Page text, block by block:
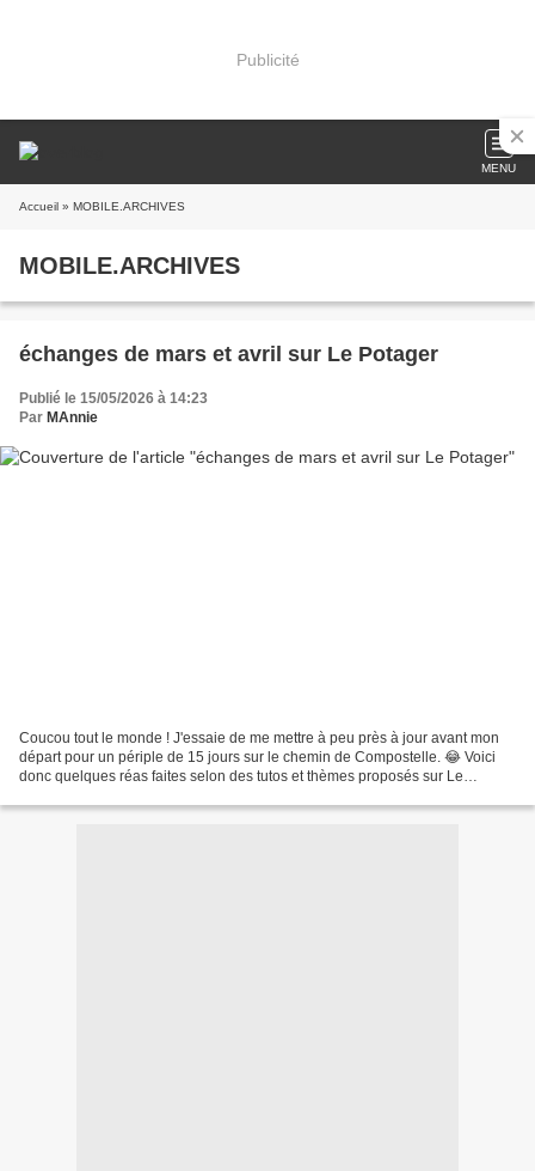
Publicité
MENU
Accueil » MOBILE.ARCHIVES
MOBILE.ARCHIVES
échanges de mars et avril sur Le Potager
Publié le 15/05/2026 à 14:23
Par MAnnie
Coucou tout le monde ! J'essaie de me mettre à peu près à jour avant mon
départ pour un périple de 15 jours sur le chemin de Compostelle. 😂 Voici
donc quelques réas faites selon des tutos et thèmes proposés sur Le